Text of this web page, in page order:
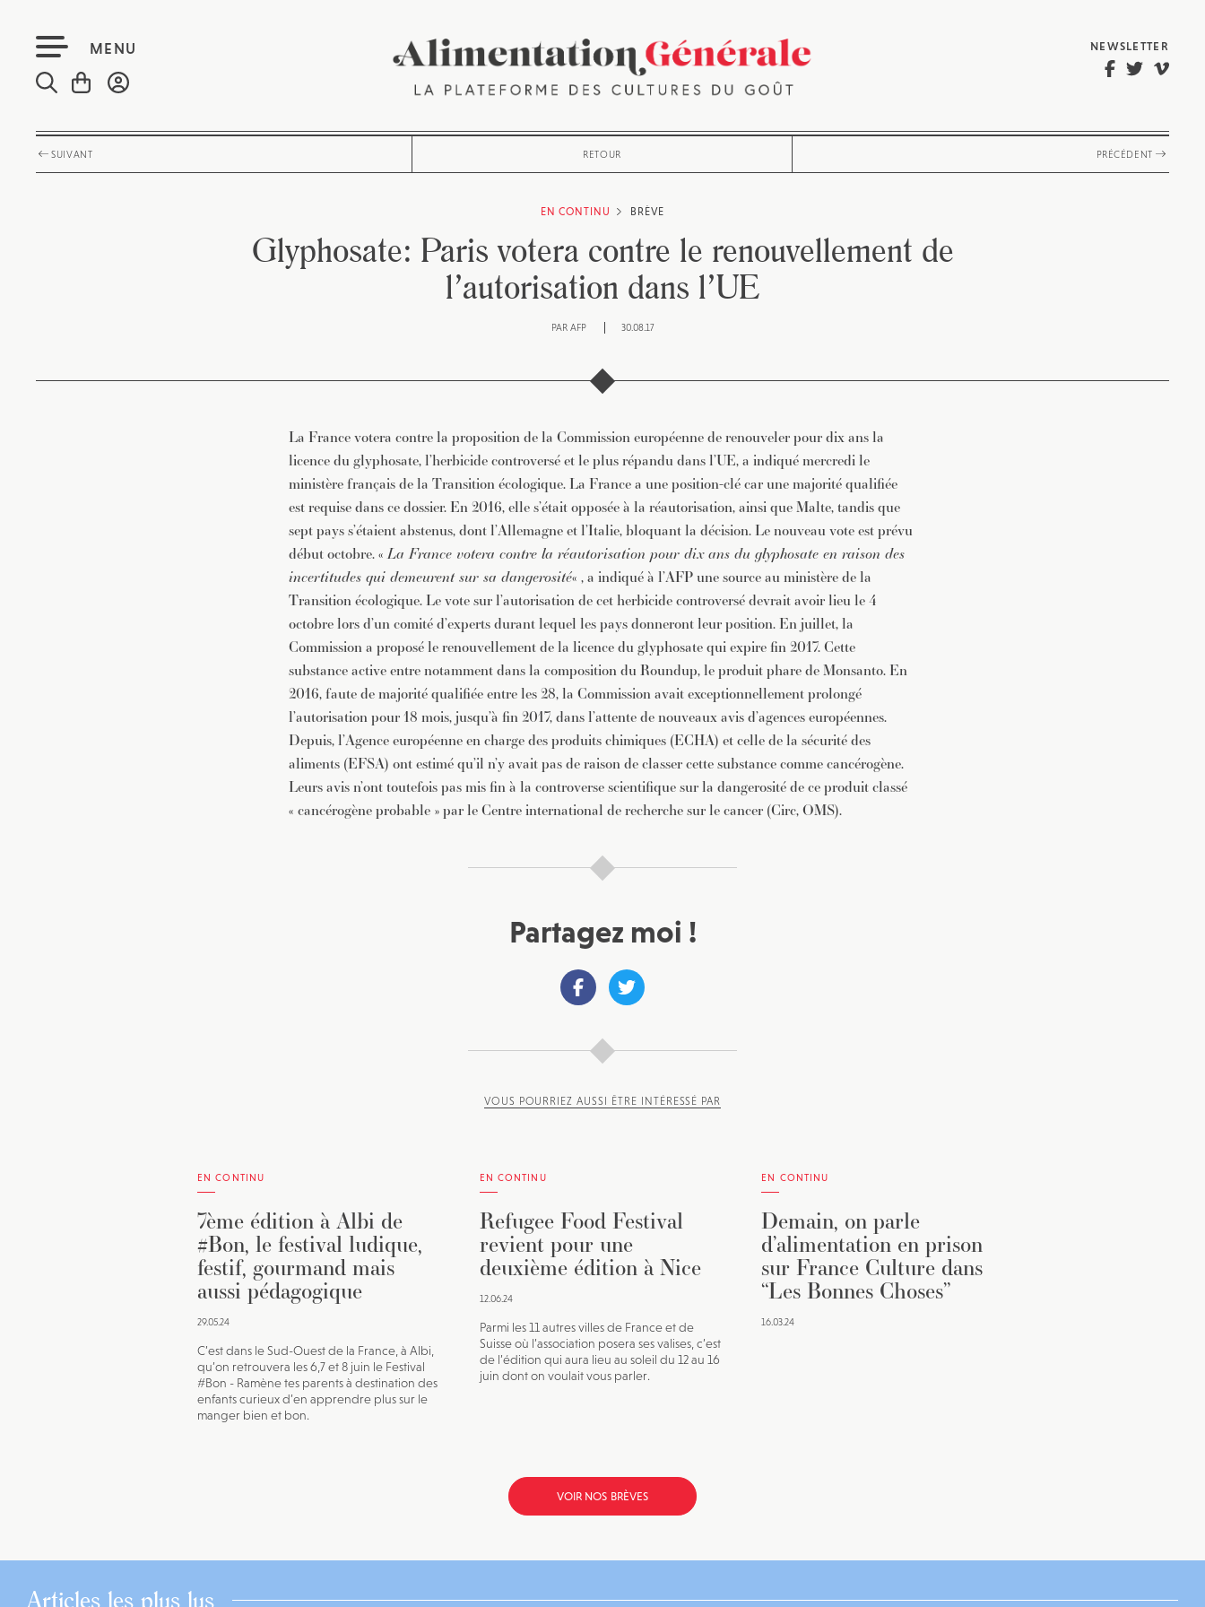
MENU NEWSLETTER
SUIVANT RETOUR PRÉCÉDENT
EN CONTINU BRÈVE
Glyphosate: Paris votera contre le renouvellement de
l’autorisation dans l’UE
PAR AFP 30.08.17
La France votera contre la proposition de la Commission européenne de renouveler pour dix ans la
licence du glyphosate, l’herbicide controversé et le plus répandu dans l’UE, a indiqué mercredi le
ministère français de la Transition écologique. La France a une position-clé car une majorité qualifiée
est requise dans ce dossier. En 2016, elle s’était opposée à la réautorisation, ainsi que Malte, tandis que
sept pays s’étaient abstenus, dont l’Allemagne et l’Italie, bloquant la décision. Le nouveau vote est prévu
début octobre. «La France votera contre la réautorisation pour dix ans du glyphosate en raison des
incertitudes qui demeurent sur sa dangerosité« , a indiqué à l’AFP une source au ministère de la
Transition écologique. Le vote sur l’autorisation de cet herbicide controversé devrait avoir lieu le 4
octobre lors d’un comité d’experts durant lequel les pays donneront leur position. En juillet, la
Commission a proposé le renouvellement de la licence du glyphosate qui expire fin 2017. Cette
substance active entre notamment dans la composition du Roundup, le produit phare de Monsanto. En
2016, faute de majorité qualifiée entre les 28, la Commission avait exceptionnellement prolongé
l’autorisation pour 18 mois, jusqu’à fin 2017, dans l’attente de nouveaux avis d’agences européennes.
Depuis, l’Agence européenne en charge des produits chimiques (ECHA) et celle de la sécurité des
aliments (EFSA) ont estimé qu’il n’y avait pas de raison de classer cette substance comme cancérogène.
Leurs avis n’ont toutefois pas mis fin à la controverse scientifique sur la dangerosité de ce produit classé
« cancérogène probable » par le Centre international de recherche sur le cancer (Circ, OMS).
Partagez moi !
VOUS POURRIEZ AUSSI ÊTRE INTÉRESSÉ PAR
EN CONTINU
7ème édition à Albi de
#Bon, le festival ludique,
festif, gourmand mais
aussi pédagogique
29.05.24
C’est dans le Sud-Ouest de la France, à Albi,
qu’on retrouvera les 6,7 et 8 juin le Festival
#Bon - Ramène tes parents à destination des
enfants curieux d’en apprendre plus sur le
manger bien et bon.
EN CONTINU
Refugee Food Festival
revient pour une
deuxième édition à Nice
12.06.24
Parmi les 11 autres villes de France et de
Suisse où l’association posera ses valises, c’est
de l’édition qui aura lieu au soleil du 12 au 16
juin dont on voulait vous parler.
EN CONTINU
Demain, on parle
d’alimentation en prison
sur France Culture dans
“Les Bonnes Choses”
16.03.24
VOIR NOS BRÈVES
Articles les plus lus